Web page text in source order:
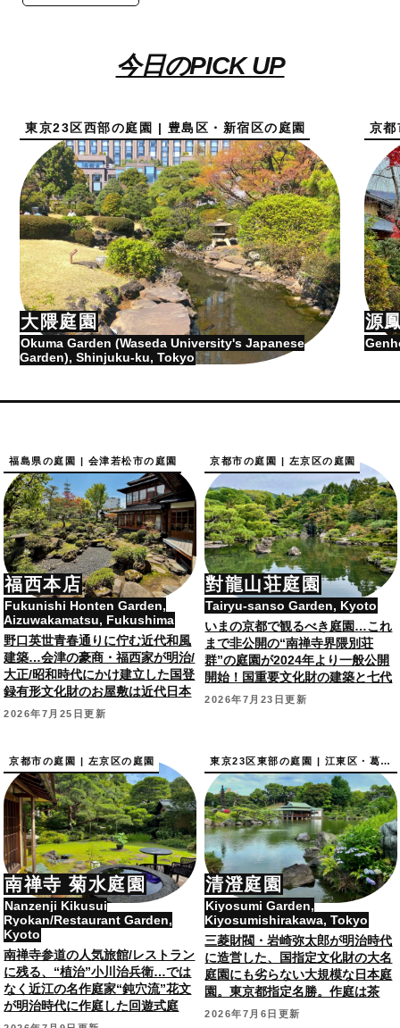
今日のPICK UP
東京23区西部の庭園 | 豊島区・新宿区の庭園
大隈庭園
Okuma Garden (Waseda University's Japanese
Garden), Shinjuku-ku, Tokyo
京
源
福島県の庭園 | 会津若松市の庭園
福西本店
Fukunishi Honten Garden,
Aizuwakamatsu, Fukushima
野口英世青春通りに佇む近代和風
建築…会津の豪商・福西家が明治/
大正/昭和時代にかけ建立した国登
録有形文化財のお屋敷は近代日本
庭園も見所。
2026年7月25日更新
京都市の庭園 | 左京区の庭園
對龍山荘庭園
Tairyu-sanso Garden, Kyoto
いまの京都で観るべき庭園…これ
まで非公開の“南禅寺界隈別荘
群”の庭園が2024年より一般公開
開始！国重要文化財の建築と七代
目小川治兵衛作庭庭園。
2026年7月23日更新
京都市の庭園 | 左京区の庭園
南禅寺 菊水庭園
Nanzenji Kikusui
Ryokan/Restaurant Garden,
Kyoto
南禅寺参道の人気旅館/レストラン
に残る、“植治”小川治兵衛…では
なく近江の名作庭家“鈍穴流”花文
が明治時代に作庭した回遊式庭
園。
東京23区東部の庭園 | 江東区・葛飾区・江戸川区の庭園
清澄庭園
Kiyosumi Garden,
Kiyosumishirakawa, Tokyo
三菱財閥・岩崎弥太郎が明治時代
に造営した、国指定文化財の大名
庭園にも劣らない大規模な日本庭
園。東京都指定名勝。作庭は茶
人・磯谷宗庸。
2026年7月6日更新